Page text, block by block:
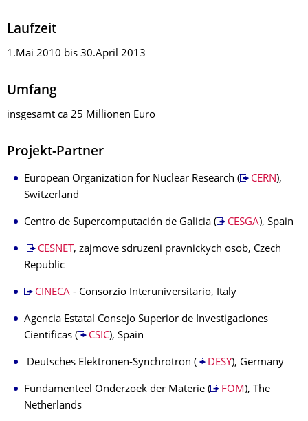
Laufzeit
1.Mai 2010 bis 30.April 2013
Umfang
insgesamt ca 25 Millionen Euro
Projekt-Partner
European Organization for Nuclear Research ( CERN),
Switzerland
Centro de Supercomputación de Galicia ( CESGA), Spain
CESNET , zajmove sdruzeni pravnickych osob, Czech
Republic
CINECA- Consorzio Interuniversitario, Italy
Agencia Estatal Consejo Superior de Investigaciones
Cientificas (
CSIC), Spain
Deutsches Elektronen-Synchrotron ( DESY), Germany
Fundamenteel Onderzoek der Materie ( FOM ), The
Netherlands